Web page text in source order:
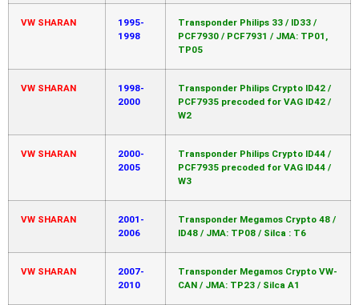
VW SHARAN
1995-
1998
Transponder Philips 33 / ID33 /
PCF7930 / PCF7931 / JMA: TP01,
TP05
VW SHARAN
1998-
2000
Transponder Philips Crypto ID42 /
PCF7935 precoded for VAG ID42 /
W2
VW SHARAN
2000-
2005
Transponder Philips Crypto ID44 /
PCF7935 precoded for VAG ID44 /
W3
VW SHARAN
2001-
2006
Transponder Megamos Crypto 48 /
ID48 / JMA: TP08 / Silca : T6
VW SHARAN
2007-
2010
Transponder Megamos Crypto VW-
CAN / JMA: TP23 / Silca A1